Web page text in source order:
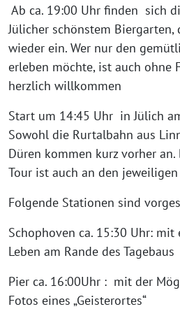
Ab ca. 19:00 Uhr finden sich
Jülicher schönstem
wieder ein. Wer nur den
erleben möchte, ist auch ohne
herzlich willkommen
Start um 14:45 Uhr in Jülich
Sowohl die Rurtalbahn aus
Düren kommen kurz vorher
Tour ist auch an den
Folgende Stationen sind
Schophoven ca. 15:30 Uhr:
Leben am Rande des Tagebaus
Pier ca. 16:00Uhr : mit der
Fotos eines „Geisterortes“